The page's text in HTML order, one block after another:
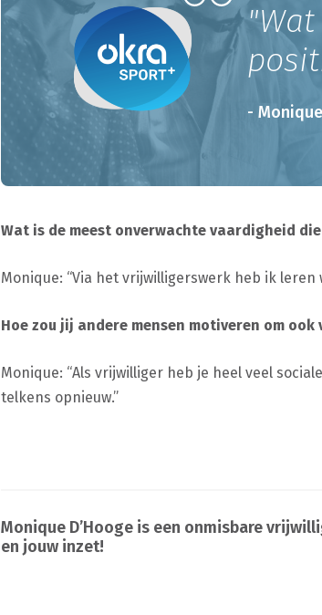
-
Wat is de meest onverwachte vaardigheid
Monique: “Via het vrijwilligerswerk heb ik
Hoe zou jij andere mensen motiveren om
Monique: “Als vrijwilliger heb je heel veel
telkens opnieuw.”
Monique D’Hooge is een onmisbare
en jouw inzet!